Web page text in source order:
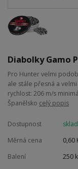
Diabolky Gamo
Pro Hunter velmi
ale stále přesná a
rychlost: 206 m/s
Španělsko celý popis
Dostupnost
Měrná cena
0,60
Balení
250